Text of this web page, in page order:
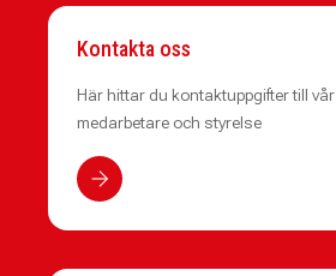
Kontakta oss
Här hittar du kontaktuppgifter till
medarbetare och styrelse